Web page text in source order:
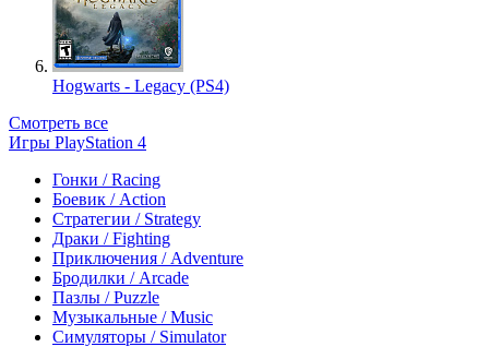
Hogwarts - Legacy (PS4)
Смотреть все
Игры PlayStation 4
Гонки / Racing
Боевик / Action
Стратегии / Strategy
Драки / Fighting
Приключения / Adventure
Бродилки / Arcade
Пазлы / Puzzle
Музыкальные / Music
Симуляторы / Simulator